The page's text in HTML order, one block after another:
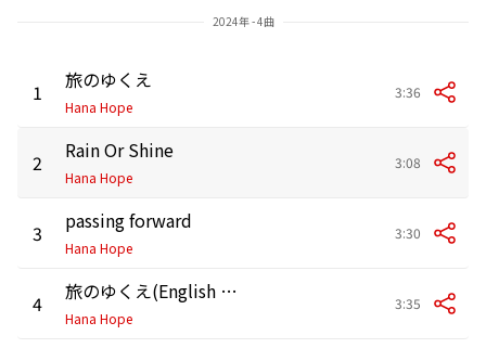
2024年 - 4曲
1 旅のゆくえ
Hana Hope
3:36
2 Rain Or Shine
Hana Hope
3:08
3 passing forward
Hana Hope
3:30
4 旅のゆくえ(English version)
Hana Hope
3:35